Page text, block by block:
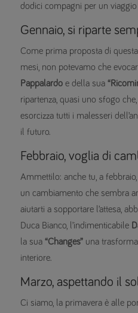
dodici compagni per un
Gennaio, si riparte
Come prima proposta di
mesi, non potevamo che
Pappalardo e della sua
ripartenza, quasi uno sfogo
esorcizza tutti i malesseri
il futuro.
Febbraio, voglia di
Ammettilo: anche tu, a
un cambiamento che sembra
aiutarti a sopportare l’attesa,
Duca Bianco, l’indimenticabile
la sua “Changes” una
interiore.
Marzo, aspettando il
Ci siamo, la primavera è alle